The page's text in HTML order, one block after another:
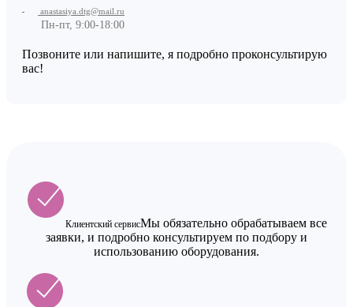
anastasiya.dtg@mail.ru
Пн-пт, 9:00-18:00
Позвоните или напишите, я подробно проконсультирую
вас!
Клиентский сервисМы обязательно обрабатываем все
заявки, и подробно консультируем по подбору и
использованию оборудования.